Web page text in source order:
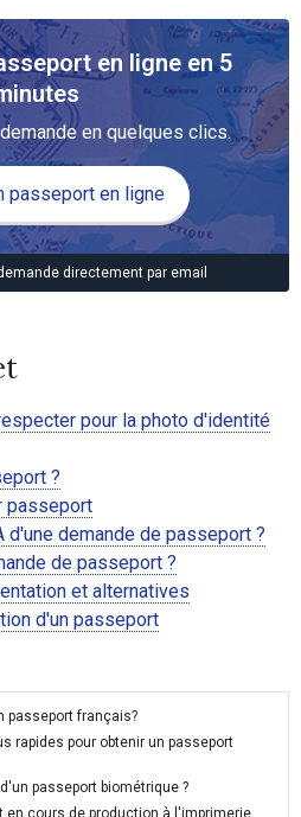
en ligne en 5
en quelques clics.
passeport en ligne
directement par email
pour la photo d'identité
?
passeport
d'une demande de passeport ?
de passeport ?
et alternatives
d'un passeport
passeport français?
rapides pour obtenir un passeport
passeport biométrique ?
cours de production à l'imprimerie